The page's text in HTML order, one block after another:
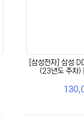
[삼성전자] 삼성
(23년도 주차